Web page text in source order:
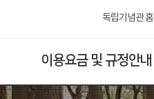
독립기념관 홈
이용요금 및 규정안내